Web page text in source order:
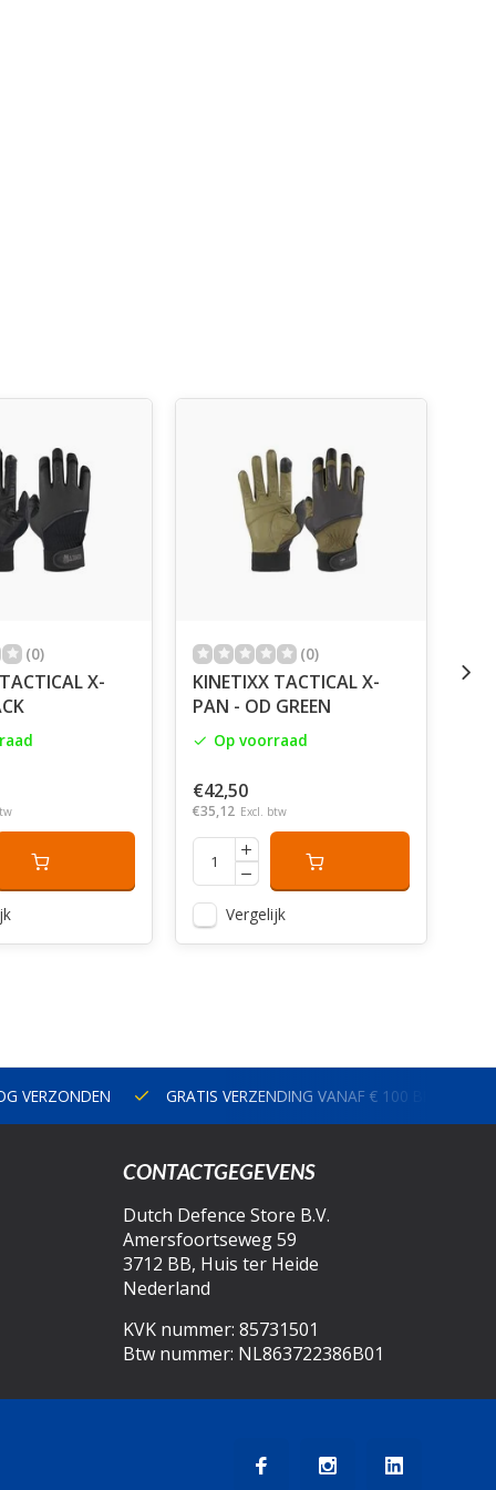
(0)
X-
(0)
KINETIXX TACTICAL X-
PAN - OD GREEN
Op voorraad
€42,50
€35,12 Excl. btw
Vergelijk
VERZONDEN GRATIS VERZENDING VANAF € 100 BINNEN
CONTACTGEGEVENS
Dutch Defence Store B.V.
Amersfoortseweg 59
3712 BB, Huis ter Heide
Nederland
KVK nummer: 85731501
Btw nummer: NL863722386B01